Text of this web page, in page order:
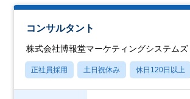
コンサルタント
株式会社博報堂マーケティングシステムズ
正社員採用 土日祝休み 休日120日以上